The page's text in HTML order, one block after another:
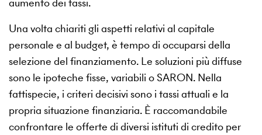
Una volta chiariti gli aspetti relativi al capitale
personale e al budget, è tempo di occuparsi della
selezione del finanziamento. Le soluzioni più diffuse
sono le ipoteche fisse, variabili o SARON. Nella
fattispecie, i criteri decisivi sono i tassi attuali e la
propria situazione finanziaria. È raccomandabile
confrontare le offerte di diversi istituti di credito per